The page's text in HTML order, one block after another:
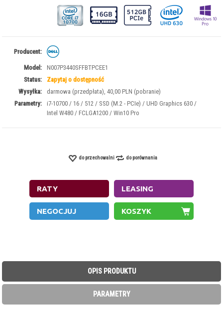
Producent:
Model:
N007P3440SFFBTPCEE1
Status:
Zapytaj o dostępność
Wysyłka:
darmowa (przedpłata), 40,00 PLN (pobranie)
Parametry:
i7-10700 / 16 / 512 / SSD (M.2 - PCIe) / UHD Graphics 630 /
Intel W480 / FCLGA1200 / Win10 Pro
do przechowalni do porównania
OPIS PRODUKTU
PARAMETRY